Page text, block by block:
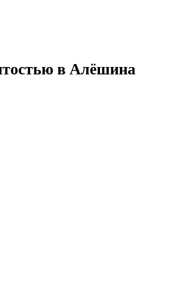
в Алёшина